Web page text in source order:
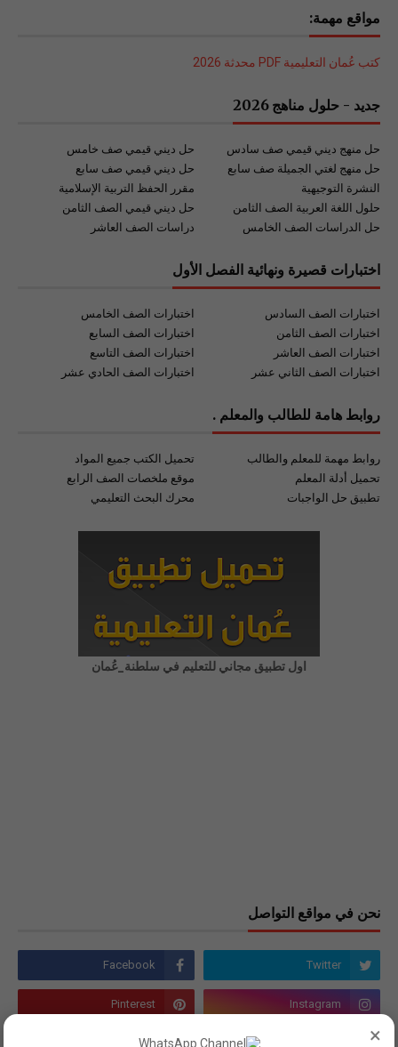
×
مواقع مهمة:
كتب عُمان التعليمية PDF محدثة 2026
جديد - حلول مناهج 2026
حل ديني قيمي صف خامس
حل منهج ديني قيمي صف سادس
حل ديني قيمي صف سابع
حل منهج لغتي الجميلة صف سابع
مقرر الحفظ التربية الإسلامية
النشرة التوجيهية
حل ديني قيمي الصف الثامن
حلول اللغة العربية الصف الثامن
دراسات الصف العاشر
حل الدراسات الصف الخامس
اختبارات قصيرة ونهائية الفصل الأول
اختبارات الصف الخامس
اختبارات الصف السادس
اختبارات الصف السابع
اختبارات الصف الثامن
اختبارات الصف التاسع
اختبارات الصف العاشر
اختبارات الصف الحادي عشر
اختبارات الصف الثاني عشر
روابط هامة للطالب والمعلم .
تحميل الكتب جميع المواد
روابط مهمة للمعلم والطالب
موقع ملخصات الصف الرابع
تحميل أدلة المعلم
محرك البحث التعليمي
تطبيق حل الواجبات
اول تطبيق مجاني للتعليم في سلطنة_عُمان
نحن في مواقع التواصل